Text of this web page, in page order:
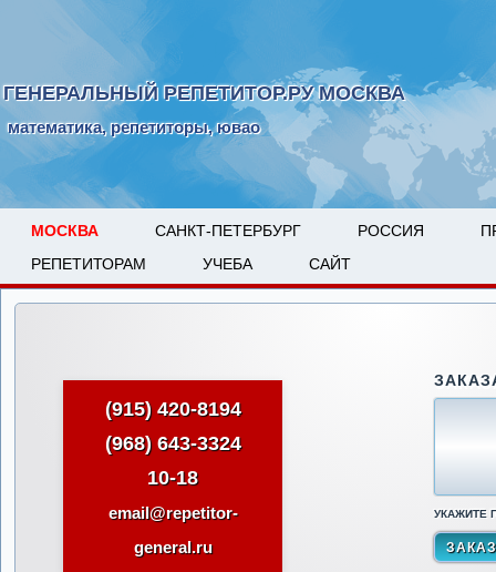
ГЕНЕРАЛЬНЫЙ РЕПЕТИТОР.РУ МОСКВА
математика, репетиторы, ювао
МОСКВА САНКТ-ПЕТЕРБУРГ РОССИЯ
РЕПЕТИТОРАМ
УЧЕБА САЙТ
(915) 420-8194
(968) 643-3324
10-18
email@repetitor-
general.ru
УКАЖИТЕ